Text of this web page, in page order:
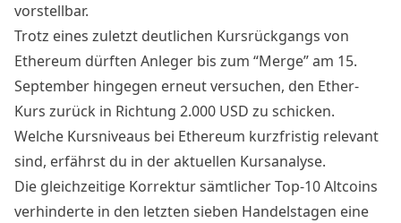
vorstellbar.
Trotz eines zuletzt deutlichen Kursrückgangs von
Ethereum dürften Anleger bis zum “Merge” am 15.
September hingegen erneut versuchen, den Ether-
Kurs zurück in Richtung 2.000 USD zu schicken.
Welche Kursniveaus bei Ethereum kurzfristig relevant
sind, erfährst du in deraktuellen Kursanalyse.
Die gleichzeitige Korrektur sämtlicher Top-10 Altcoins
verhinderte in den letzten sieben Handelstagen eine